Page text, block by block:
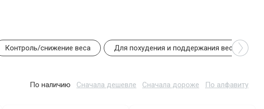
Контроль/снижение веса Для похудения и поддержания веса
По наличию Сначала дешевле Сначала дороже По алфавиту